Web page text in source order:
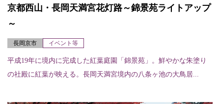
京都西山・長岡天満宮花灯路～錦景苑ライトアップ
～
長岡京市 イベント等
平成19年に境内に完成した紅葉庭園「錦景苑」。鮮やかな朱塗り
の社殿に紅葉が映える。長岡天満宮境内の八条ヶ池の大鳥居...